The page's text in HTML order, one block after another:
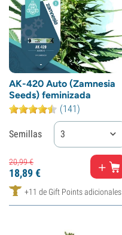
AK-420 Auto (Zamnesia
Seeds) feminizada
(141)
Semillas 3
20,99€
18,89€
+11 de Gift Points adicionales